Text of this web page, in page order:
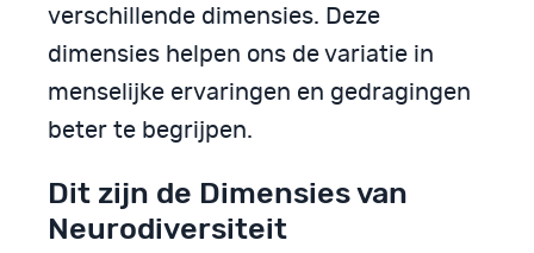
verschillende dimensies. Deze
dimensies helpen ons de variatie in
menselijke ervaringen en gedragingen
beter te begrijpen.
Dit zijn de Dimensies van
Neurodiversiteit